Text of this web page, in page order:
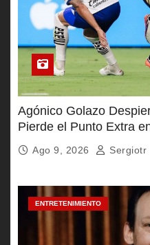
Agónico Golazo
Pierde el Punto Extra
Ago 9, 2026 Sergiotr
ENTRETENIMIENTO